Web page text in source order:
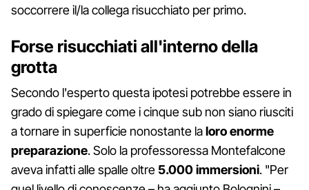
soccorrere il/la collega risucchiato per primo.
Forse risucchiati all'interno della
grotta
Secondo l'esperto questa ipotesi potrebbe essere in
grado di spiegare come i cinque sub non siano riusciti
a tornare in superficie nonostante laloro enorme
preparazione. Solo la professoressa Montefalcone
aveva infatti alle spalle oltre 5.000 immersioni. "Per